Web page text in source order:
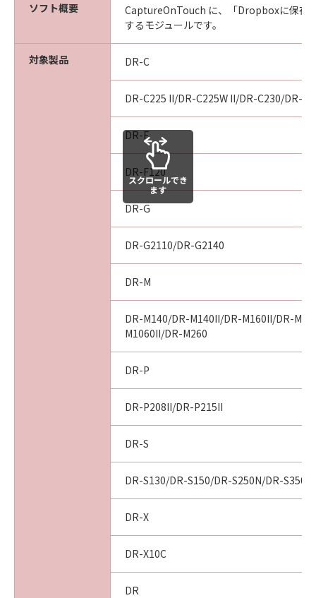
ソフト概要
CaptureOnTouch に、「Dropboxに保存
するモジュールです。
対象製品 DR-C
DR-C225 II/DR-C225W II/DR-C230/DR-
DR-F
DR-F120
DR-G
DR-G2110/DR-G2140
DR-M
DR-M140/DR-M140II/DR-M160II/DR-
M1060II/DR-M260
DR-P
DR-P208II/DR-P215II
DR-S
DR-S130/DR-S150/DR-S250N/DR-
DR-X
DR-X10C
DR
スクロールでき
ます